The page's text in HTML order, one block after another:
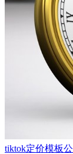
tiktok定价模板